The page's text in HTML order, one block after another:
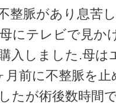
整脈があり息苦
にテレビで見か
入しました.母は
月前に不整脈を
たが術後数時間